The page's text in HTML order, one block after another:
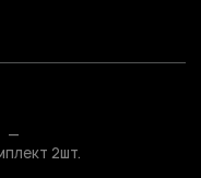
2шт.